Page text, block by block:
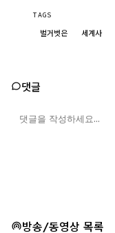
TAGS
벌거벗은 세계사
댓글
방송/동영상 목록